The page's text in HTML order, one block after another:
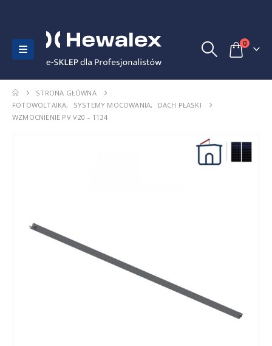
0
STRONA GŁÓWNA
FOTOWOLTAIKA, SYSTEMY MOCOWANIA,
DACH PŁASKI
WZMOCNIENIE PV V20 – 1134